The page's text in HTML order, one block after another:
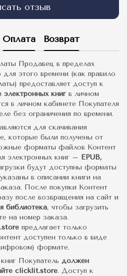
отзыв
Оплата Возврат
Продавец в пределах
этого времени (как правило
предоставляет доступ к
электронных книг в личном
в личном кабинете Покупателя
без ограничения по времени.
для скачивания
которые были получены от
форматы файлов Контент
электронных книг – EPUB,
будут доступны форматы
в описании книги на
После покупки Контент
после возвращения на сайт и
библиотека, чтобы загрузить
на номер заказа.
предлагает только
доступен только в виде
формате.
Покупатель должен
clicklit.store. Доступ к